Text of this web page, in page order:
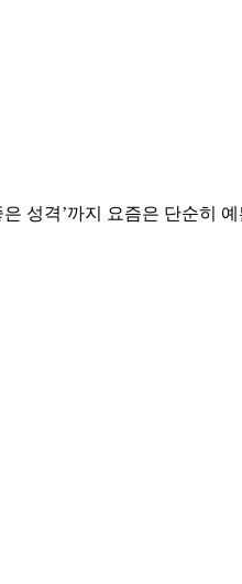
성격’까지 요즘은 단순히